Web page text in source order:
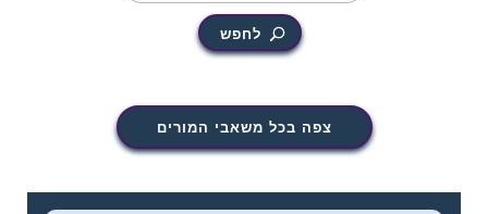
לחפש
צפה בכל משאבי המורים